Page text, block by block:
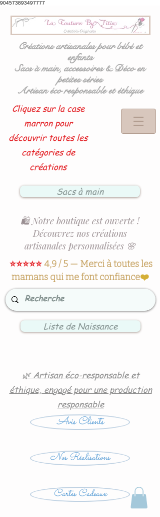
904573893497777
Créations artisanales pour bébé et
enfants
Sacs à main, accessoires & Déco en
petites séries
Artisan éco responsable et éthique
Cliquez sur la case
marron pour
découvrir toutes les
catégories de
créations
Sacs à main
🛍️ Notre boutique est ouverte !
Découvrez nos créations
artisanales personnalisées 🌸
⭐⭐⭐⭐⭐4,9 / 5 — Merci à toutes les
mamans qui me font confiance❤️
Liste de Naissance
🌿 Artisan éco-responsable et
éthique, engagé pour une production
responsable
Avis Clients
Nos Réalisations
Cartes Cadeaux